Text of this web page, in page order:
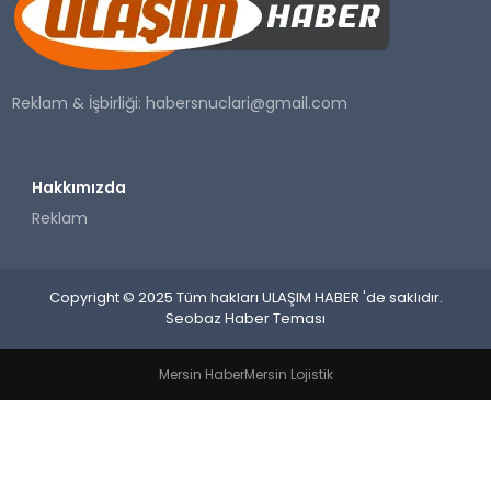
SAĞLIK
YAŞAM
Reklam & İşbirliği:habersnuclari@gmail.com
Hakkımızda
Reklam
Copyright © 2025 Tüm hakları ULAŞIM HABER 'de saklıdır.
Seobaz Haber Teması
Mersin HaberMersin Lojistik